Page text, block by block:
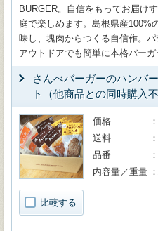
BURGER。自信をもってお届け
庭で楽しめます。島根県産100%
味し、塊肉からつくる自信作。
アウトドアでも簡単に本格バーガ
さんべバーガーのハンバ
ト（他商品との同時購入不
比較する
価格
送料
品番
内容量／重量